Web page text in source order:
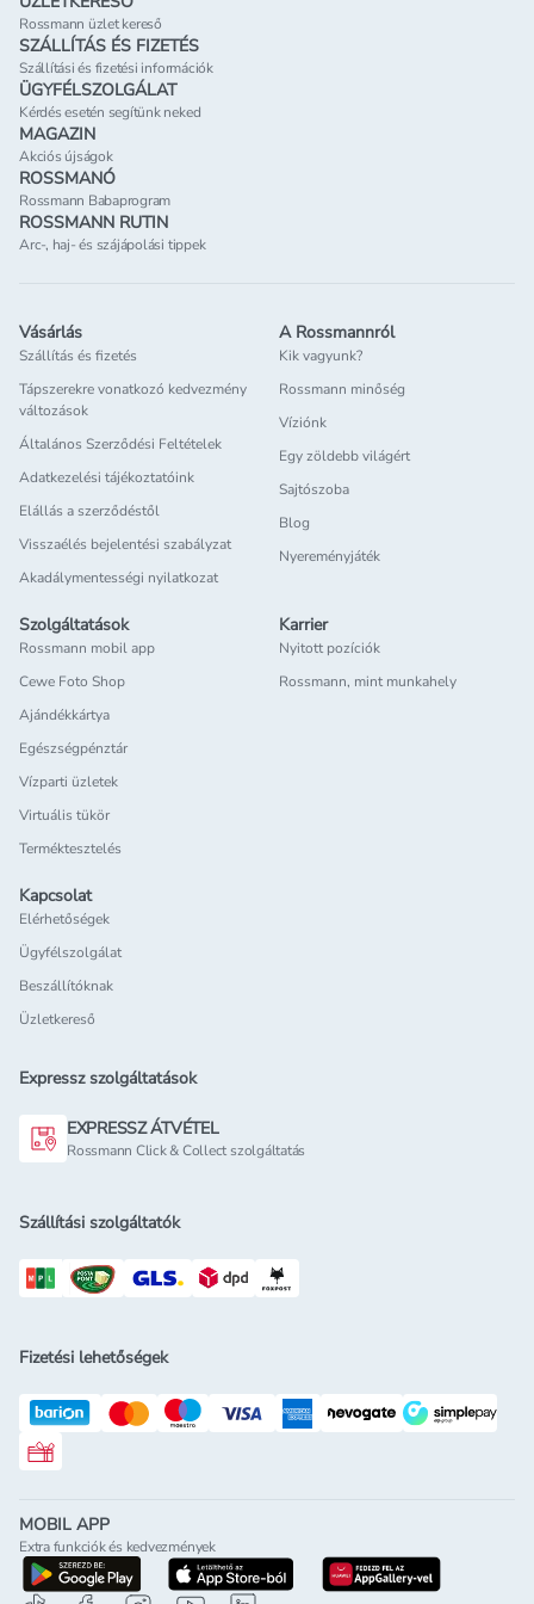
Rossmann üzlet kereső
SZÁLLÍTÁS ÉS FIZETÉS
Szállítási és fizetési információk
ÜGYFÉLSZOLGÁLAT
Kérdés esetén segítünk neked
MAGAZIN
Akciós újságok
ROSSMANÓ
Rossmann Babaprogram
ROSSMANN RUTIN
Arc-, haj- és szájápolási tippek
Vásárlás
Szállítás és fizetés
Tápszerekre vonatkozó kedvezmény
változások
Általános Szerződési Feltételek
Adatkezelési tájékoztatóink
Elállás a szerződéstől
Visszaélés bejelentési szabályzat
Akadálymentességi nyilatkozat
A Rossmannról
Kik vagyunk?
Rossmann minőség
Víziónk
Egy zöldebb világért
Sajtószoba
Blog
Nyereményjáték
Szolgáltatások
Rossmann mobil app
Cewe Foto Shop
Ajándékkártya
Egészségpénztár
Vízparti üzletek
Virtuális tükör
Terméktesztelés
Karrier
Nyitott pozíciók
Rossmann, mint munkahely
Kapcsolat
Elérhetőségek
Ügyfélszolgálat
Beszállítóknak
Üzletkereső
Expressz szolgáltatások
EXPRESSZ ÁTVÉTEL
Rossmann Click & Collect szolgáltatás
Szállítási szolgáltatók
Fizetési lehetőségek
Rossmann ajándékkártya
MOBIL APP
Extra funkciók és kedvezmények
letöltés a google-play-rölletöltés az app-store-ból
letöltés